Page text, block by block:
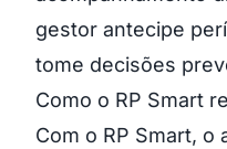
gestor antecipe
tome decisões
Como o RP Smart
Com o RP Smart, o